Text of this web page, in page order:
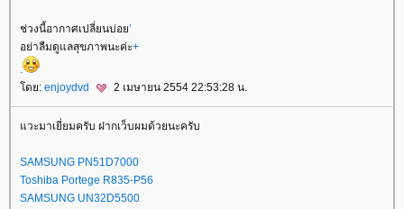
ช่วงนี้อากาศเปลี่ยนบ่อ’
อย่าลืมดูแลสุขภาพนะค่ะ+
.
ดย: enjoydvd 2 เมษายน 2554 22:53:28 น.
วะมาเยี่ยมครับ ฝากเว็บผมด้วยนะครับ
SAMSUNG PN51D7000
Toshiba Portege R835-P56
SAMSUNG UN32D5500